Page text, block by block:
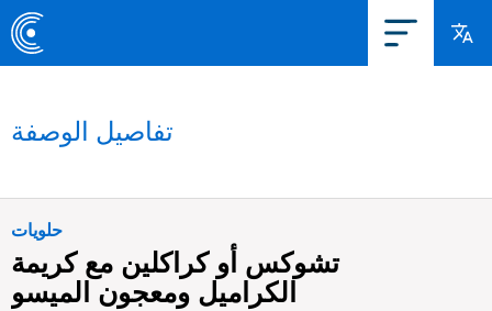
تفاصيل الوصفة
حلويات
تشوكس أو كراكلين مع كريمة
الكراميل ومعجون الميسو